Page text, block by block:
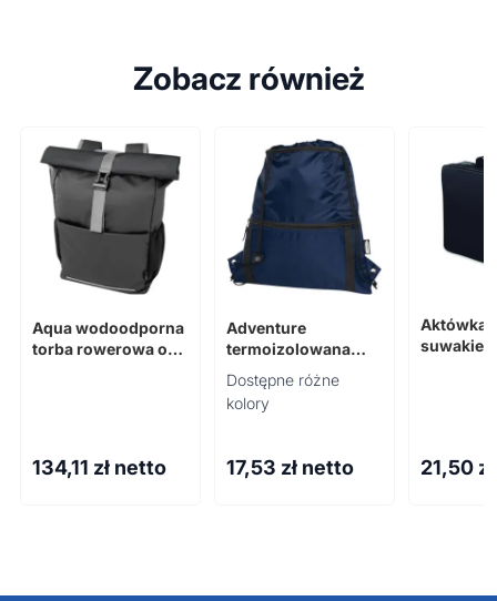
Zobacz również
Aqua wodoodporna
torba rowerowa o
certyfikatem GR
134,11 zł netto
Adventure
termoizolowana
torba ściągana
sznurkiem o
pojemności 9 l z
certyfikatem GRS
Dostępne różne
kolory
17,53 zł netto
Aktówka
21,50